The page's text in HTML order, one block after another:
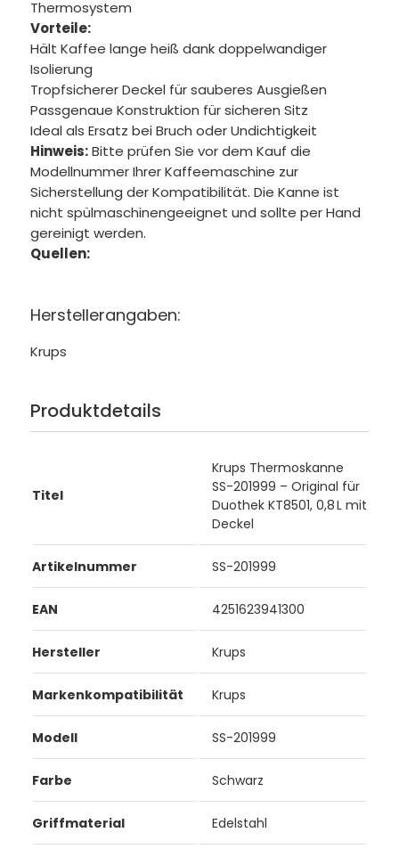
Thermosystem
Vorteile:
Hält Kaffee lange heiß dank doppelwandiger
Isolierung
Tropfsicherer Deckel für sauberes Ausgießen
Passgenaue Konstruktion für sicheren Sitz
Ideal als Ersatz bei Bruch oder Undichtigkeit
Hinweis:Bitte prüfen Sie vor dem Kauf die
Modellnummer Ihrer Kaffeemaschine zur
Sicherstellung der Kompatibilität. Die Kanne ist
nicht spülmaschinengeeignet und sollte per Hand
gereinigt werden.
Quellen:
Herstellerangaben:
Krups
Produktdetails
Titel
Krups Thermoskanne
SS-201999 – Original für
Duothek KT8501, 0,8 L mit
Deckel
Artikelnummer SS-201999
EAN 4251623941300
Hersteller Krups
Markenkompatibilität Krups
Modell SS-201999
Farbe Schwarz
Griffmaterial Edelstahl